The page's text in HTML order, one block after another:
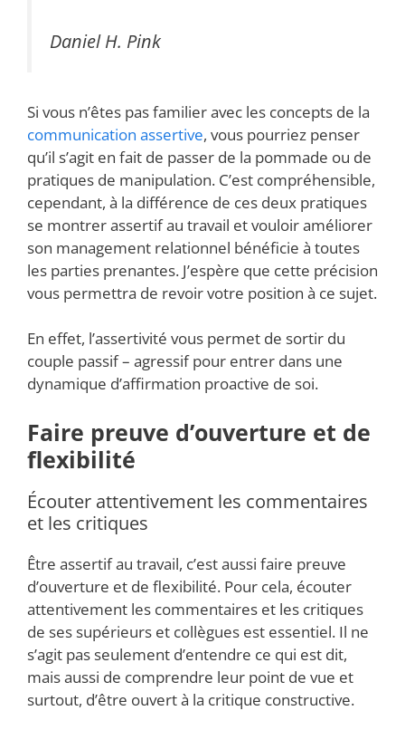
Daniel H. Pink
Si vous n’êtes pas familier avec les concepts de la
communication assertive, vous pourriez penser
qu’il s’agit en fait de passer de la pommade ou de
pratiques de manipulation. C’est compréhensible,
cependant, à la différence de ces deux pratiques
se montrer assertif au travail et vouloir améliorer
son management relationnel bénéficie à toutes
les parties prenantes. J’espère que cette précision
vous permettra de revoir votre position à ce sujet.
En effet, l’assertivité vous permet de sortir du
couple passif – agressif pour entrer dans une
dynamique d’affirmation proactive de soi.
Faire preuve d’ouverture et de
flexibilité
Écouter attentivement les commentaires
et les critiques
Être assertif au travail, c’est aussi faire preuve
d’ouverture et de flexibilité. Pour cela, écouter
attentivement les commentaires et les critiques
de ses supérieurs et collègues est essentiel. Il ne
s’agit pas seulement d’entendre ce qui est dit,
mais aussi de comprendre leur point de vue et
surtout, d’être ouvert à la critique constructive.